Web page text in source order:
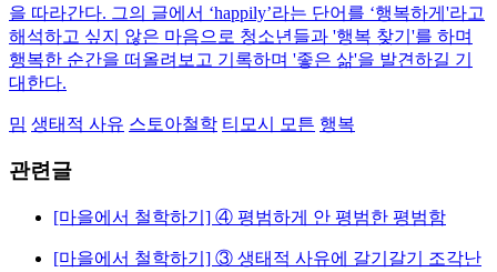
을 따라간다. 그의 글에서 ‘happily’라는 단어를 ‘행복하게'라고
해석하고 싶지 않은 마음으로 청소년들과 '행복 찾기'를 하며
행복한 순간을 떠올려보고 기록하며 '좋은 삶'을 발견하길 기
대한다.
밈 생태적 사유 스토아철학 티모시 모튼 행복
관련글
[마을에서 철학하기] ④ 평범하게 안 평범한 평범함
[마을에서 철학하기] ③ 생태적 사유에 갈기갈기 조각난